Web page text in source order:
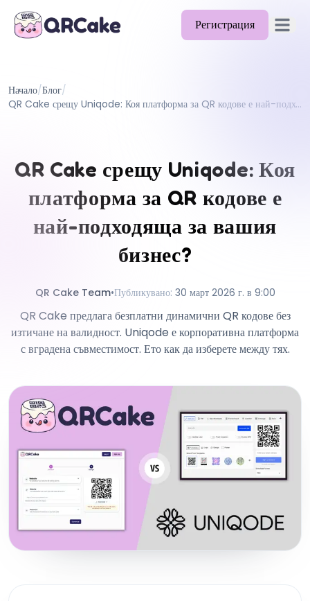
Регистрация
Цени
Документи
Помощ
API
Начало/Блог/
QR Cake срещу Uniqode: Коя платформа за QR кодове е най-подходяща за вашия бизнес?
QR Cake срещу Uniqode: Коя
платформа за QR кодове е
най-подходяща за вашия
бизнес?
QR Cake Team•Публикувано: 30 март 2026 г. в 9:00
QR Cake предлага безплатни динамични QR кодове без
изтичане на валидност. Uniqode е корпоративна платформа
с вградена съвместимост. Ето как да изберете между тях.